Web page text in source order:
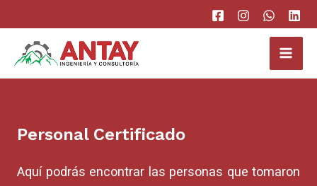
contenido
Personal Certificado​​
Aquí podrás encontrar las personas que tomaron